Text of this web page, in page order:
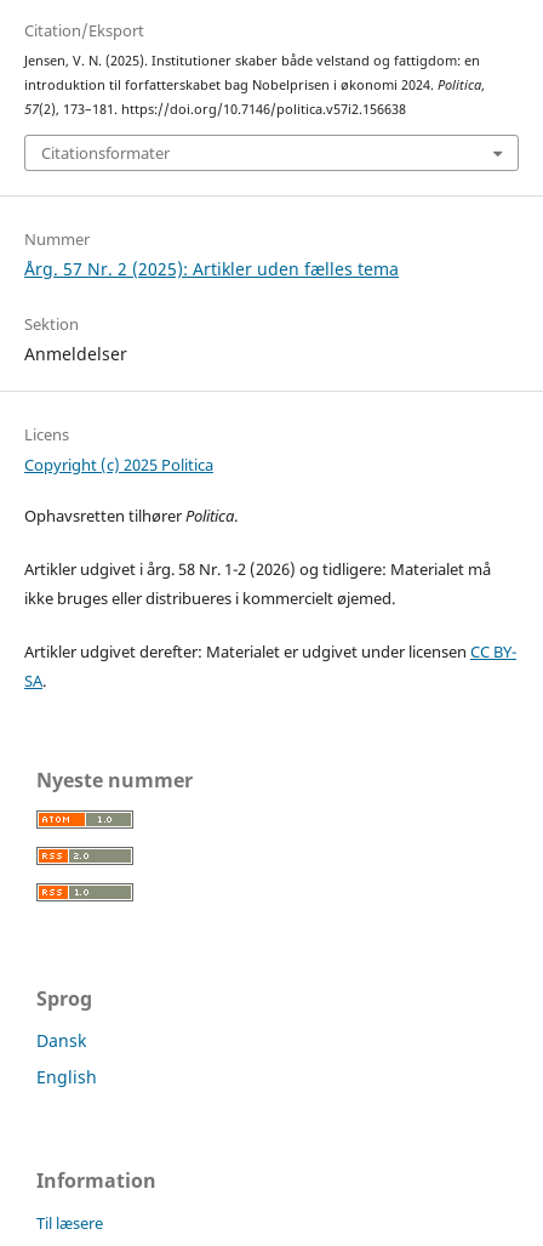
Citation/Eksport
Jensen, V. N. (2025). Institutioner skaber både velstand og fattigdom: en
introduktion til forfatterskabet bag Nobelprisen i økonomi 2024. Politica,
57(2), 173–181. https://doi.org/10.7146/politica.v57i2.156638
Citationsformater
Nummer
Årg. 57 Nr. 2 (2025): Artikler uden fælles tema
Sektion
Anmeldelser
Licens
Copyright (c) 2025 Politica
Ophavsretten tilhørerPolitica.
Artikler udgivet i årg. 58 Nr. 1-2 (2026) og tidligere: Materialet må
ikke bruges eller distribueres i kommercielt øjemed.
Artikler udgivet derefter: Materialet er udgivet under licensen CC BY-
SA.
Nyeste nummer
Sprog
Dansk
English
Information
Til læsere